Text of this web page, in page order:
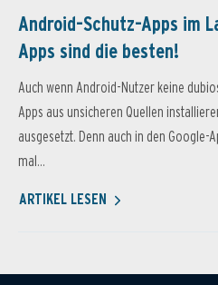
Android-Schutz-Apps im
Apps sind die besten!
Auch wenn Android-Nutzer keine
Apps aus unsicheren Quellen
ausgesetzt. Denn auch in den
mal...
ARTIKEL LESEN